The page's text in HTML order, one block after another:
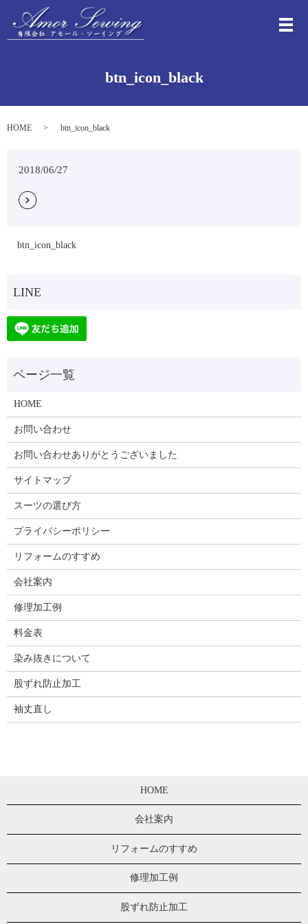
メ
btn_icon_black
HOME btn_icon_black
2018/06/27
btn_icon_black
HOME
お問い合わせ
お問い合わせありがとうございました
サイトマップ
スーツの選び方
プライバシーポリシー
リフォームのすすめ
会社案内
修理加工例
料金表
染み抜きについて
股ずれ防止加工
袖丈直し
HOME
会社案内
リフォームのすすめ
修理加工例
股ずれ防止加工